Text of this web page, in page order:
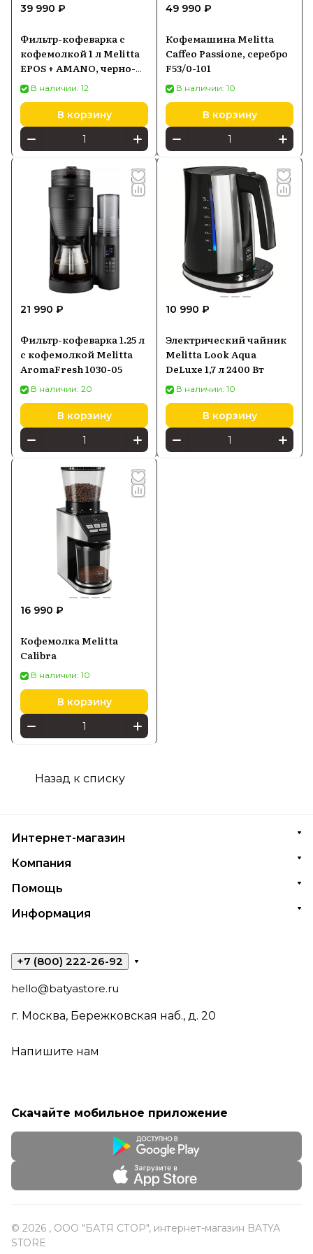
39 990 ₽
Фильтр-кофеварка с
кофемолкой 1 л Melitta
EPOS + AMANO, черно-
золотая
В наличии: 12
В корзину
49 990 ₽
Кофемашина Melitta
Caffeo Passione, серебро
F53/0-101
В наличии: 10
В корзину
21 990 ₽
Фильтр-кофеварка 1.25 л
с кофемолкой Melitta
AromaFresh 1030-05
В наличии: 20
В корзину
10 990 ₽
Электрический чайник
Melitta Look Aqua
DeLuxe 1,7 л 2400 Вт
В наличии: 10
В корзину
16 990 ₽
Кофемолка Melitta
Calibra
В наличии: 10
В корзину
Назад к списку
Интернет-магазин
Компания
Помощь
Информация
+7 (800) 222-26-92
hello@batyastore.ru
г. Москва, Бережковская наб., д. 20
Напишите нам
Скачайте мобильное приложение
© 2026 , ООО "БАТЯ СТОР", интернет-магазин BATYA
STORE